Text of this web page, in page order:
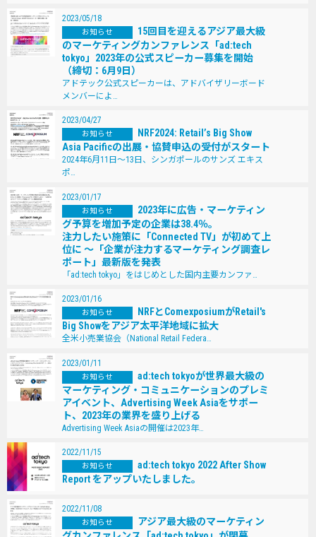
2023/05/18
お知らせ
15回⽬を迎えるアジア最⼤級
のマーケティングカンファレンス「ad:tech
tokyo」2023年の公式スピーカー募集を開始
（締切：6⽉9⽇）
アドテック公式スピーカーは、アドバイザリーボード
メンバーによ…
2023/04/27
お知らせ
NRF2024: Retailʼs Big Show
Asia Pacificの出展・協賛申込の受付がスタート
2024年6⽉11⽇〜13⽇、シンガポールのサンズ エキス
ポ…
2023/01/17
お知らせ
2023年に広告・マーケティン
グ予算を増加予定の企業は38.4％。
注⼒したい施策に「Connected TV」が初めて上
位に 〜「企業が注⼒するマーケティング調査レ
ポート」最新版を発表
「ad:tech tokyo」をはじめとした国内主要カンファ…
2023/01/16
お知らせ
NRFとComexposiumがRetail's
Big Showをアジア太平洋地域に拡⼤
全⽶⼩売業協会（National Retail Federa…
2023/01/11
お知らせ
ad:tech tokyoが世界最⼤級の
マーケティング・コミュニケーションのプレミ
アイベント、Advertising Week Asiaをサポー
ト、2023年の業界を盛り上げる
Advertising Week Asiaの開催は2023年…
2022/11/15
お知らせ
ad:tech tokyo 2022 After Show
Report をアップいたしました。
2022/11/08
お知らせ
アジア最⼤級のマーケティン